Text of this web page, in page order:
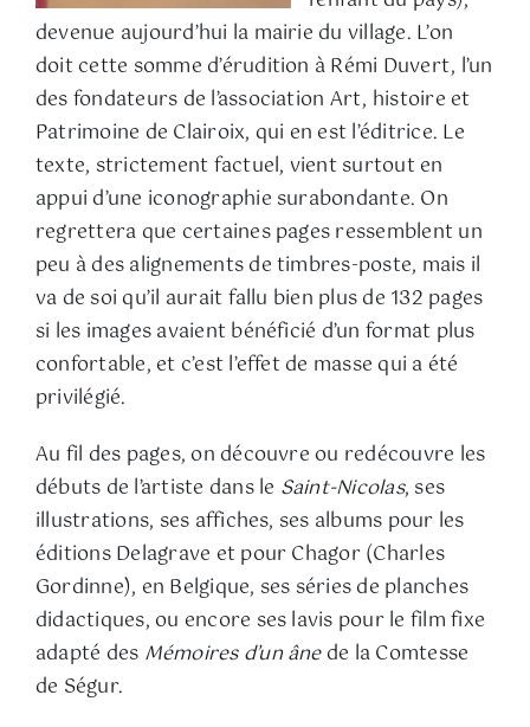
devenue aujourd’hui la mairie du village. L’on
doit cette somme d’érudition à Rémi Duvert, l’un
des fondateurs de l’association Art, histoire et
Patrimoine de Clairoix, qui en est l’éditrice. Le
texte, strictement factuel, vient surtout en
appui d’une iconographie surabondante. On
regrettera que certaines pages ressemblent un
peu à des alignements de timbres-poste, mais il
va de soi qu’il aurait fallu bien plus de 132 pages
si les images avaient bénéficié d’un format plus
confortable, et c’est l’effet de masse qui a été
privilégié.
Au fil des pages, on découvre ou redécouvre les
débuts de l’artiste dans le Saint-Nicolas, ses
illustrations, ses affiches, ses albums pour les
éditions Delagrave et pour Chagor (Charles
Gordinne), en Belgique, ses séries de planches
didactiques, ou encore ses lavis pour le film fixe
adapté des Mémoires d’un ânede la Comtesse
de Ségur.